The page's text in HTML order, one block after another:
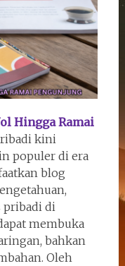
Hingga Ramai
kini
populer di era
blog
pribadi di
membuka
bahkan
Oleh